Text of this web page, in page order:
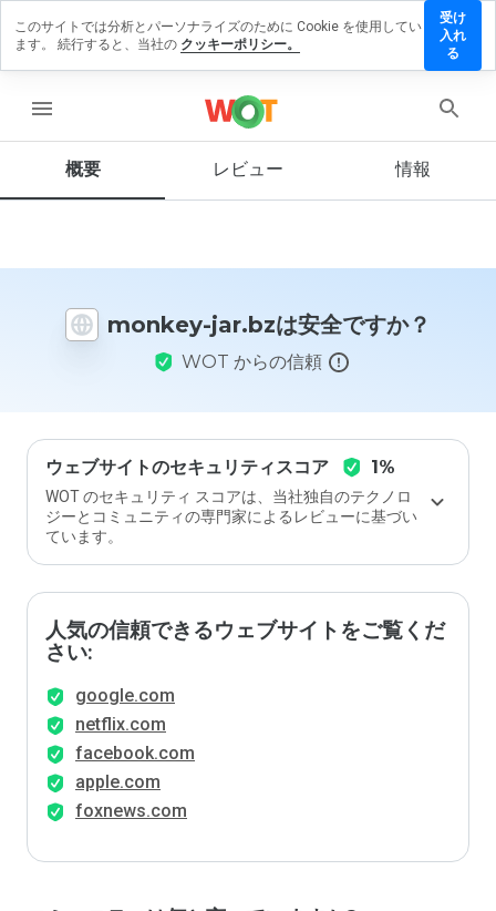
menu
概要 レビュー 情報
monkey-jar.bzは安全ですか？
WOT からの信頼
ウェブサイトのセキュリティスコア 1%
WOT のセキュリティ スコアは、当社独自のテクノロ
ジーとコミュニティの専門家によるレビューに基づい
ています。
人気の信頼できるウェブサイトをご覧くだ
さい:
google.com
netflix.com
facebook.com
apple.com
foxnews.com
に
ビュ
ウェ
よう
に評
価し
ます
か？
このサイトでは分析とパーソナライズのために Cookie を使用してい
ます。 続行すると、当社の クッキーポリシー。
受け
入れ
る